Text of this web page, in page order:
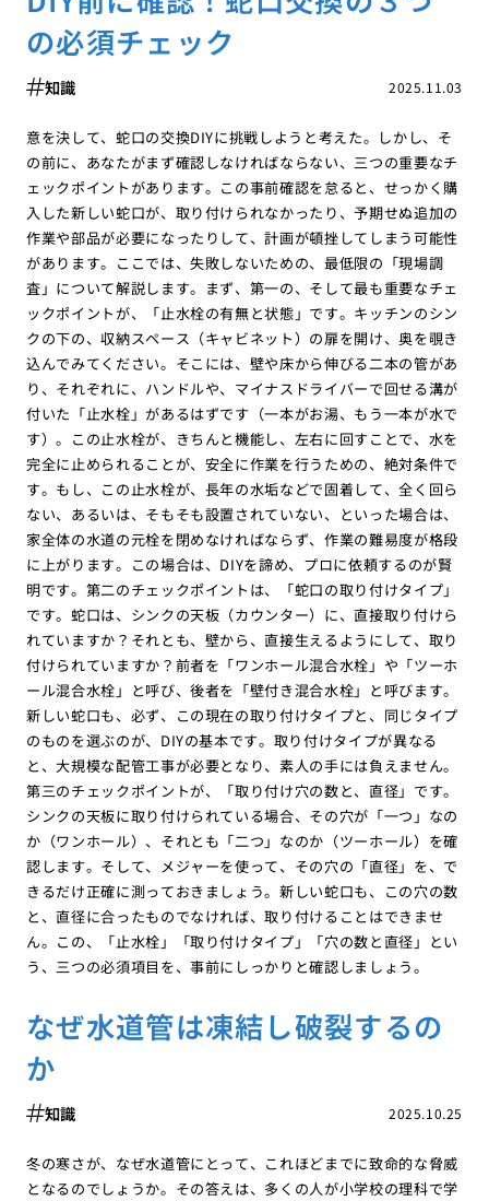
の必須チェック
2025.11.03
知識
意を決して、蛇口の交換DIYに挑戦しようと考えた。しかし、そ
の前に、あなたがまず確認しなければならない、三つの重要なチ
ェックポイントがあります。この事前確認を怠ると、せっかく購
入した新しい蛇口が、取り付けられなかったり、予期せぬ追加の
作業や部品が必要になったりして、計画が頓挫してしまう可能性
があります。ここでは、失敗しないための、最低限の「現場調
査」について解説します。まず、第一の、そして最も重要なチェ
ックポイントが、「止水栓の有無と状態」です。キッチンのシン
クの下の、収納スペース（キャビネット）の扉を開け、奥を覗き
込んでみてください。そこには、壁や床から伸びる二本の管があ
り、それぞれに、ハンドルや、マイナスドライバーで回せる溝が
付いた「止水栓」があるはずです（一本がお湯、もう一本が水で
す）。この止水栓が、きちんと機能し、左右に回すことで、水を
完全に止められることが、安全に作業を行うための、絶対条件で
す。もし、この止水栓が、長年の水垢などで固着して、全く回ら
ない、あるいは、そもそも設置されていない、といった場合は、
家全体の水道の元栓を閉めなければならず、作業の難易度が格段
に上がります。この場合は、DIYを諦め、プロに依頼するのが賢
明です。第二のチェックポイントは、「蛇口の取り付けタイプ」
です。蛇口は、シンクの天板（カウンター）に、直接取り付けら
れていますか？それとも、壁から、直接生えるようにして、取り
付けられていますか？前者を「ワンホール混合水栓」や「ツーホ
ール混合水栓」と呼び、後者を「壁付き混合水栓」と呼びます。
新しい蛇口も、必ず、この現在の取り付けタイプと、同じタイプ
のものを選ぶのが、DIYの基本です。取り付けタイプが異なる
と、大規模な配管工事が必要となり、素人の手には負えません。
第三のチェックポイントが、「取り付け穴の数と、直径」です。
シンクの天板に取り付けられている場合、その穴が「一つ」なの
か（ワンホール）、それとも「二つ」なのか（ツーホール）を確
認します。そして、メジャーを使って、その穴の「直径」を、で
きるだけ正確に測っておきましょう。新しい蛇口も、この穴の数
と、直径に合ったものでなければ、取り付けることはできませ
ん。この、「止水栓」「取り付けタイプ」「穴の数と直径」とい
う、三つの必須項目を、事前にしっかりと確認しましょう。
なぜ水道管は凍結し破裂するの
か
2025.10.25
知識
冬の寒さが、なぜ水道管にとって、これほどまでに致命的な脅威
となるのでしょうか。その答えは、多くの人が小学校の理科で学